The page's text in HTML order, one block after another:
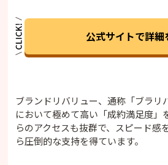
公式サイトで詳細
ブランドリバリュー、通称「ブラリ
において極めて高い「成約満足度」
らのアクセスも抜群で、スピード感
ら圧倒的な支持を得ています。